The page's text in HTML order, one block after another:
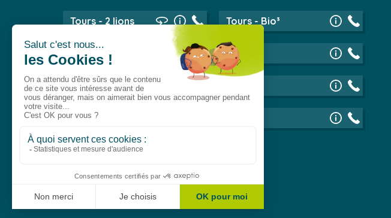
Tours - 2 lions Tours - Bio³
Lyon Evry
Val-de-Reuil
Dreux
Toulouse